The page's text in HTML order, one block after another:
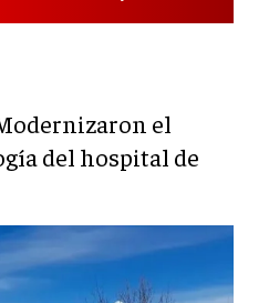
el
del hospital de